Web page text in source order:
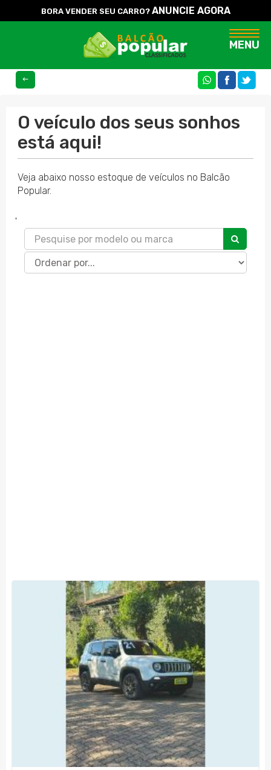
BORA VENDER SEU CARRO? ANUNCIE AGORA
MENU
O veículo dos seus sonhos
está aqui!
Veja abaixo nosso estoque de veículos no Balcão
Popular.
'